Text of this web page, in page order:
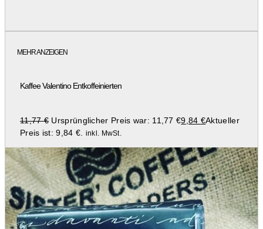
MEHR ANZEIGEN
Kaffee Valentino Entkoffeinierten
11,77€ Ursprünglicher Preis war: 11,77 €9,84 €Aktueller
Preis ist: 9,84 €.
inkl. MwSt.